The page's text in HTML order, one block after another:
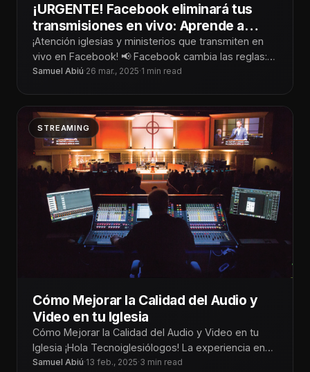
¡URGENTE! Facebook eliminará tus
transmisiones en vivo: Aprende a
salvarlas
¡Atención iglesias y ministerios que transmiten en
vivo en Facebook! 📢 Facebook cambia las reglas: A
partir del 19 de febrero
Samuel Abiú·26 mar., 2025·1 min read
STREAMING
Cómo Mejorar la Calidad del Audio y
Video en tu Iglesia
Cómo Mejorar la Calidad del Audio y Video en tu
Iglesia ¡Hola Tecnoiglesiólogos! La experiencia en
una iglesia depende en
Samuel Abiú·13 feb., 2025·3 min read